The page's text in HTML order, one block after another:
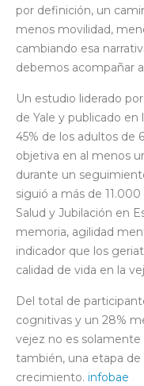
por definición, un
menos movilidad,
cambiando esa
debemos acompañar
Un estudio liderado
de Yale y publicado
45% de los adultos de
objetiva en al menos
durante un
siguió a más de
Salud y Jubilación en
memoria, agilidad
indicador que los
calidad de vida en la
Del total de
cognitivas y un 28%
vejez no es solamente
también, una etapa
crecimiento. infobae